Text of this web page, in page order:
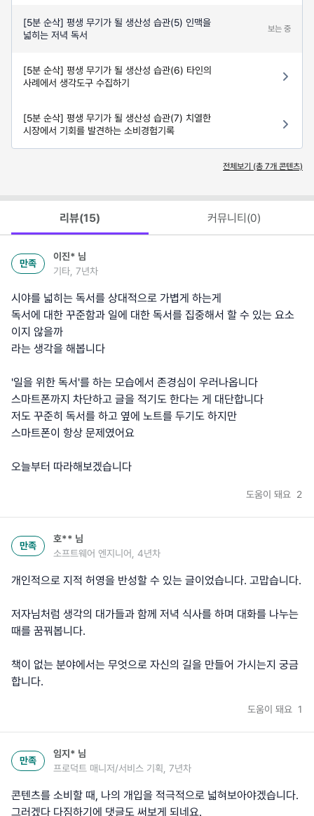
[5분 순삭] 평생 무기가 될 생산성 습관(5) 인맥을
넓히는 저녁 독서
보는 중
[5분 순삭] 평생 무기가 될 생산성 습관(6) 타인의
사례에서 생각도구 수집하기
[5분 순삭] 평생 무기가 될 생산성 습관(7) 치열한
시장에서 기회를 발견하는 소비경험기록
전체보기 (총 7개 콘텐츠)
리뷰(15) 커뮤니티(0)
만족
이진* 님
기타, 7년차
시야를 넓히는 독서를 상대적으로 가볍게 하는게
독서에 대한 꾸준함과 일에 대한 독서를 집중해서 할 수 있는 요소
이지 않을까
라는 생각을 해봅니다
'일을 위한 독서'를 하는 모습에서 존경심이 우러나옵니다
스마트폰까지 차단하고 글을 적기도 한다는 게 대단합니다
저도 꾸준히 독서를 하고 옆에 노트를 두기도 하지만
스마트폰이 항상 문제였어요
오늘부터 따라해보겠습니다
도움이 돼요 2
만족
호** 님
소프트웨어 엔지니어, 4년차
개인적으로 지적 허영을 반성할 수 있는 글이었습니다. 고맙습니다.
저자님처럼 생각의 대가들과 함께 저녁 식사를 하며 대화를 나누는
때를 꿈꿔봅니다.
책이 없는 분야에서는 무엇으로 자신의 길을 만들어 가시는지 궁금
합니다.
도움이 돼요 1
만족
임지* 님
프로덕트 매니저/서비스 기획, 7년차
콘텐츠를 소비할 때, 나의 개입을 적극적으로 넓혀보아야겠습니다.
그러겠다 다짐하기에 댓글도 써보게 되네요.